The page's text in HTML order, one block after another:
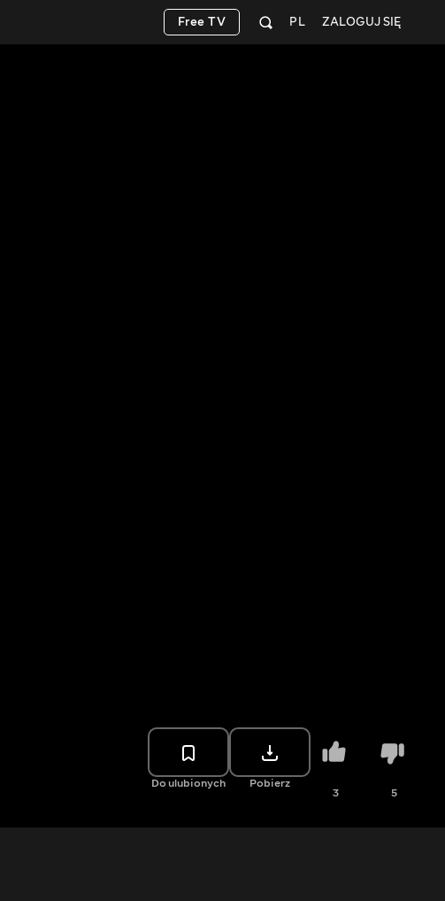
ZALOGUJ SIĘ
PL
Free TV
Do ulubionych Pobierz
3 5